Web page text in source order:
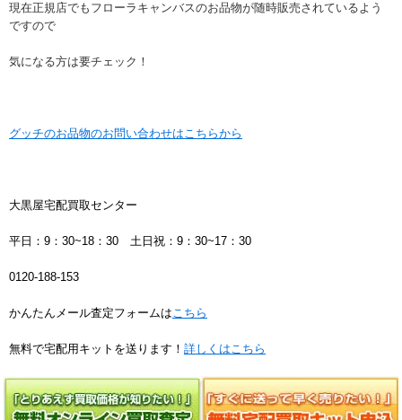
現在正規店でもフローラキャンバスのお品物が随時販売されているよう
ですので
気になる方は要チェック！
グッチのお品物のお問い合わせはこちらから
大黒屋宅配買取センター
平日：9：30~18：30 土日祝：9：30~17：30
0120-188-153
かんたんメール査定フォームはこちら
無料で宅配用キットを送ります！ 詳しくはこちら